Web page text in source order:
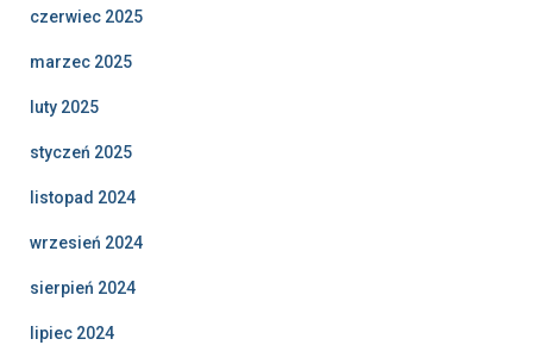
czerwiec 2025
marzec 2025
luty 2025
styczeń 2025
listopad 2024
wrzesień 2024
sierpień 2024
lipiec 2024